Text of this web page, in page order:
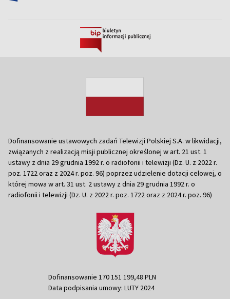
Dofinansowanie ustawowych zadań Telewizji Polskiej S.A. w likwidacji,
związanych z realizacją misji publicznej określonej w art. 21 ust. 1
ustawy z dnia 29 grudnia 1992 r. o radiofonii i telewizji (Dz. U. z 2022 r.
poz. 1722 oraz z 2024 r. poz. 96) poprzez udzielenie dotacji celowej, o
której mowa w art. 31 ust. 2 ustawy z dnia 29 grudnia 1992 r. o
radiofonii i telewizji (Dz. U. z 2022 r. poz. 1722 oraz z 2024 r. poz. 96)
Dofinansowanie 170 151 199,48 PLN
Data podpisania umowy: LUTY 2024